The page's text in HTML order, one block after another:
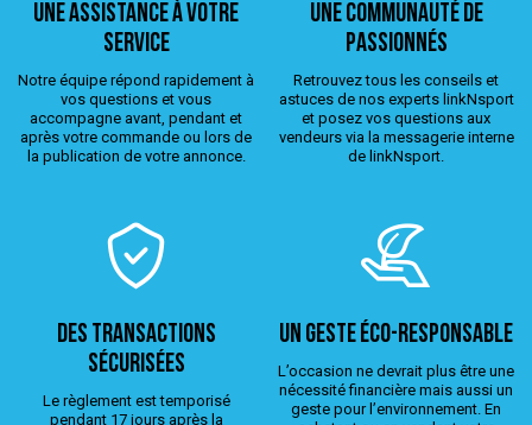
Une assistance à votre
service
Notre équipe répond rapidement à
vos questions et vous
accompagne avant, pendant et
après votre commande ou lors de
la publication de votre annonce.
Une Communauté de
passionnés
Retrouvez tous les conseils et
astuces de nos experts linkNsport
et posez vos questions aux
vendeurs via la messagerie interne
de linkNsport.
Des transactions
sécurisées
Le règlement est temporisé
pendant 17 jours après la
Un geste éco-responsable
L’occasion ne devrait plus être une
nécessité financière mais aussi un
geste pour l’environnement. En